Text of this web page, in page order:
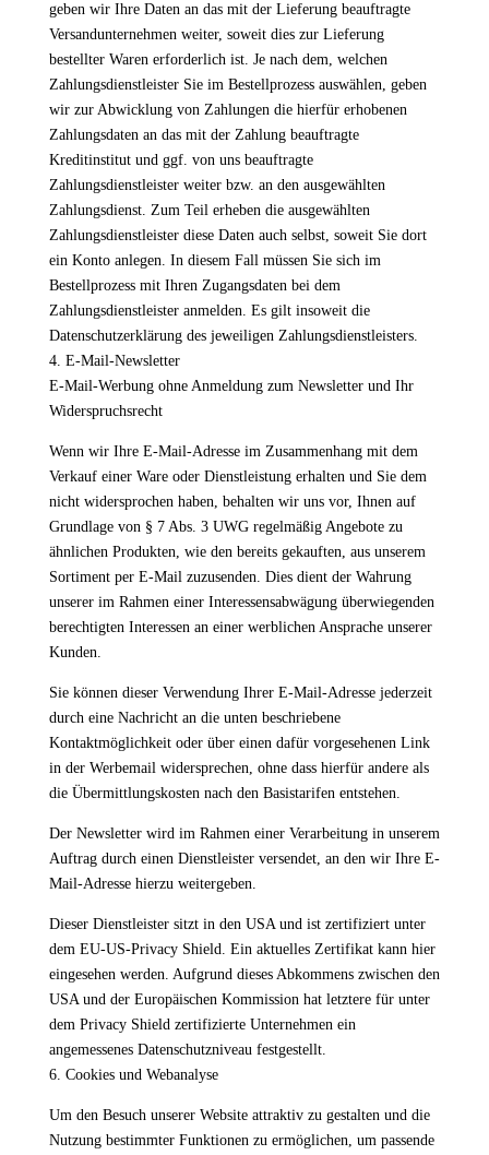
geben wir Ihre Daten an das mit der Lieferung beauftragte
Versandunternehmen weiter, soweit dies zur Lieferung
bestellter Waren erforderlich ist. Je nach dem, welchen
Zahlungsdienstleister Sie im Bestellprozess auswählen, geben
wir zur Abwicklung von Zahlungen die hierfür erhobenen
Zahlungsdaten an das mit der Zahlung beauftragte
Kreditinstitut und ggf. von uns beauftragte
Zahlungsdienstleister weiter bzw. an den ausgewählten
Zahlungsdienst. Zum Teil erheben die ausgewählten
Zahlungsdienstleister diese Daten auch selbst, soweit Sie dort
ein Konto anlegen. In diesem Fall müssen Sie sich im
Bestellprozess mit Ihren Zugangsdaten bei dem
Zahlungsdienstleister anmelden. Es gilt insoweit die
Datenschutzerklärung des jeweiligen Zahlungsdienstleisters.
4. E-Mail-Newsletter
E-Mail-Werbung ohne Anmeldung zum Newsletter und Ihr
Widerspruchsrecht
Wenn wir Ihre E-Mail-Adresse im Zusammenhang mit dem
Verkauf einer Ware oder Dienstleistung erhalten und Sie dem
nicht widersprochen haben, behalten wir uns vor, Ihnen auf
Grundlage von § 7 Abs. 3 UWG regelmäßig Angebote zu
ähnlichen Produkten, wie den bereits gekauften, aus unserem
Sortiment per E-Mail zuzusenden. Dies dient der Wahrung
unserer im Rahmen einer Interessensabwägung überwiegenden
berechtigten Interessen an einer werblichen Ansprache unserer
Kunden.
Sie können dieser Verwendung Ihrer E-Mail-Adresse jederzeit
durch eine Nachricht an die unten beschriebene
Kontaktmöglichkeit oder über einen dafür vorgesehenen Link
in der Werbemail widersprechen, ohne dass hierfür andere als
die Übermittlungskosten nach den Basistarifen entstehen.
Der Newsletter wird im Rahmen einer Verarbeitung in unserem
Auftrag durch einen Dienstleister versendet, an den wir Ihre E-
Mail-Adresse hierzu weitergeben.
Dieser Dienstleister sitzt in den USA und ist zertifiziert unter
dem EU-US-Privacy Shield. Ein aktuelles Zertifikat kann hier
eingesehen werden. Aufgrund dieses Abkommens zwischen den
USA und der Europäischen Kommission hat letztere für unter
dem Privacy Shield zertifizierte Unternehmen ein
angemessenes Datenschutzniveau festgestellt.
6. Cookies und Webanalyse
Um den Besuch unserer Website attraktiv zu gestalten und die
Nutzung bestimmter Funktionen zu ermöglichen, um passende